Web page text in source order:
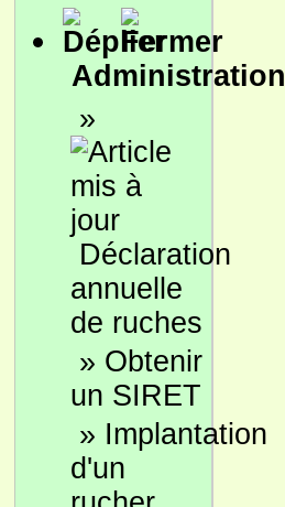
Administration
»
Déclaration
annuelle
de ruches
» Obtenir
un SIRET
» Implantation
d'un